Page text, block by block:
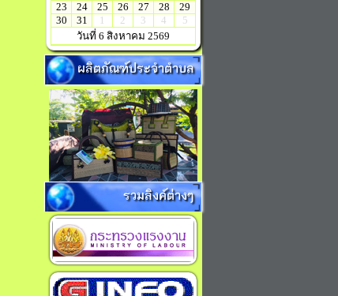
23
24 25 26 27 28
29
30
31 1 2 3 4
5
วันที่ 6 สิงหาคม 2569
ผลิตภัณฑ์ประจำตำบล
รวมลิงค์ต่างๆ